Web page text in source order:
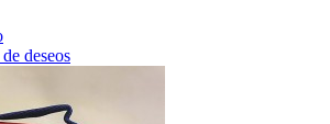
deseos